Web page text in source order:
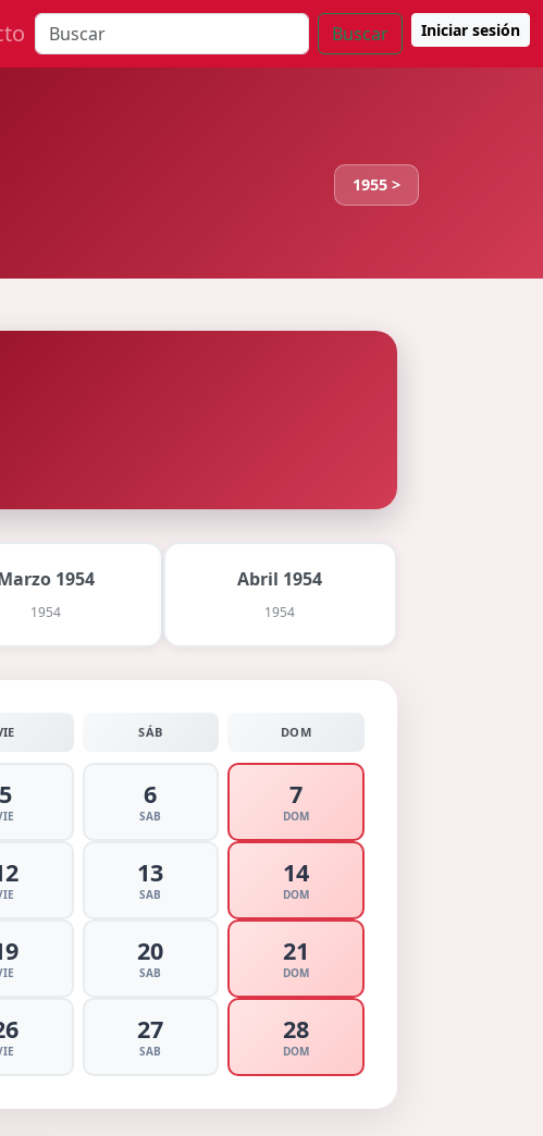
Buscar Iniciar sesión
1955 >
1954
1954
Abril 1954
1954
SÁB DOM
5 6
SAB
7
DOM
13
SAB
14
DOM
20
SAB
21
DOM
27
SAB
28
DOM